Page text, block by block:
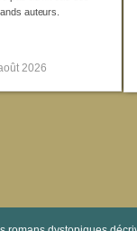
auteurs.
2026